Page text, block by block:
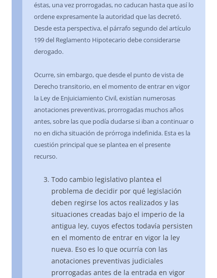
éstas, una vez prorrogadas, no caducan hasta que así lo
ordene expresamente la autoridad que las decretó.
Desde esta perspectiva, el párrafo segundo del artículo
199 del Reglamento Hipotecario debe considerarse
derogado.
Ocurre, sin embargo, que desde el punto de vista de
Derecho transitorio, en el momento de entrar en vigor
la Ley de Enjuiciamiento Civil, existían numerosas
anotaciones preventivas, prorrogadas muchos años
antes, sobre las que podía dudarse si iban a continuar o
no en dicha situación de prórroga indefinida. Esta es la
cuestión principal que se plantea en el presente
recurso.
Todo cambio legislativo plantea el
problema de decidir por qué legislación
deben regirse los actos realizados y las
situaciones creadas bajo el imperio de la
antigua ley, cuyos efectos todavía persisten
en el momento de entrar en vigor la ley
nueva. Eso es lo que ocurría con las
anotaciones preventivas judiciales
prorrogadas antes de la entrada en vigor